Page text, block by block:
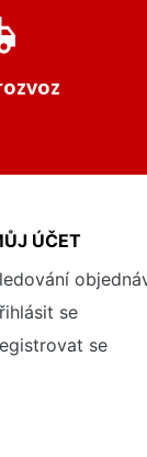
ÚČET
se
se